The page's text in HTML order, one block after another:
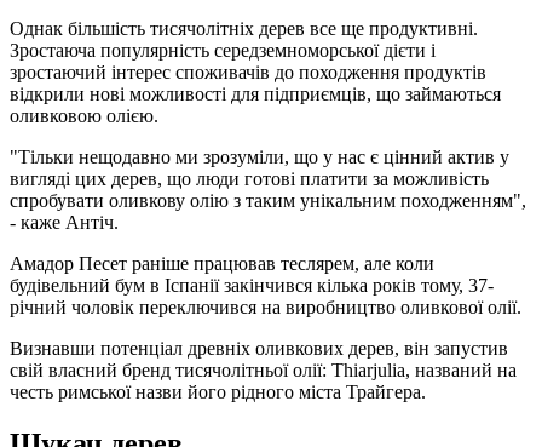
Однак більшість тисячолітніх дерев все ще продуктивні.
Зростаюча популярність середземноморської дієти і
зростаючий інтерес споживачів до походження продуктів
відкрили нові можливості для підприємців, що займаються
оливковою олією.
"Тільки нещодавно ми зрозуміли, що у нас є цінний актив у
вигляді цих дерев, що люди готові платити за можливість
спробувати оливкову олію з таким унікальним походженням",
- каже Антіч.
Амадор Песет раніше працював теслярем, але коли
будівельний бум в Іспанії закінчився кілька років тому, 37-
річний чоловік переключився на виробництво оливкової олії.
Визнавши потенціал древніх оливкових дерев, він запустив
свій власний бренд тисячолітньої олії: Thiarjulia, названий на
честь римської назви його рідного міста Трайгера.